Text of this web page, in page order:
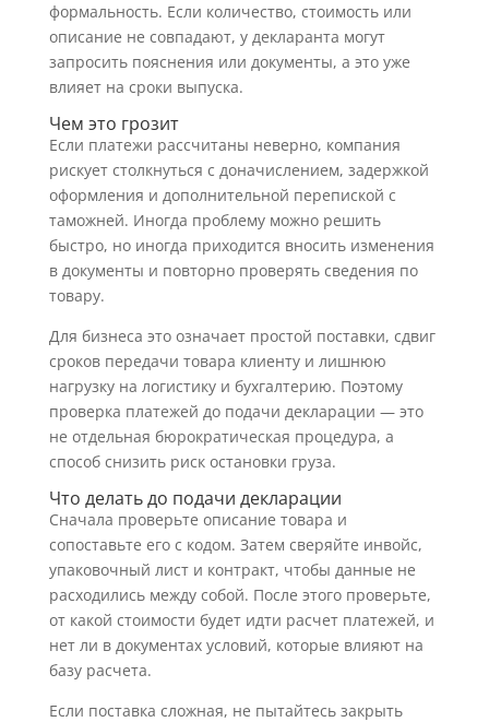
формальность. Если количество, стоимость или
описание не совпадают, у декларанта могут
запросить пояснения или документы, а это уже
влияет на сроки выпуска.
Чем это грозит
Если платежи рассчитаны неверно, компания
рискует столкнуться с доначислением, задержкой
оформления и дополнительной перепиской с
таможней. Иногда проблему можно решить
быстро, но иногда приходится вносить изменения
в документы и повторно проверять сведения по
товару.
Для бизнеса это означает простой поставки, сдвиг
сроков передачи товара клиенту и лишнюю
нагрузку на логистику и бухгалтерию. Поэтому
проверка платежей до подачи декларации — это
не отдельная бюрократическая процедура, а
способ снизить риск остановки груза.
Что делать до подачи декларации
Сначала проверьте описание товара и
сопоставьте его с кодом. Затем сверяйте инвойс,
упаковочный лист и контракт, чтобы данные не
расходились между собой. После этого проверьте,
от какой стоимости будет идти расчет платежей, и
нет ли в документах условий, которые влияют на
базу расчета.
Если поставка сложная, не пытайтесь закрыть